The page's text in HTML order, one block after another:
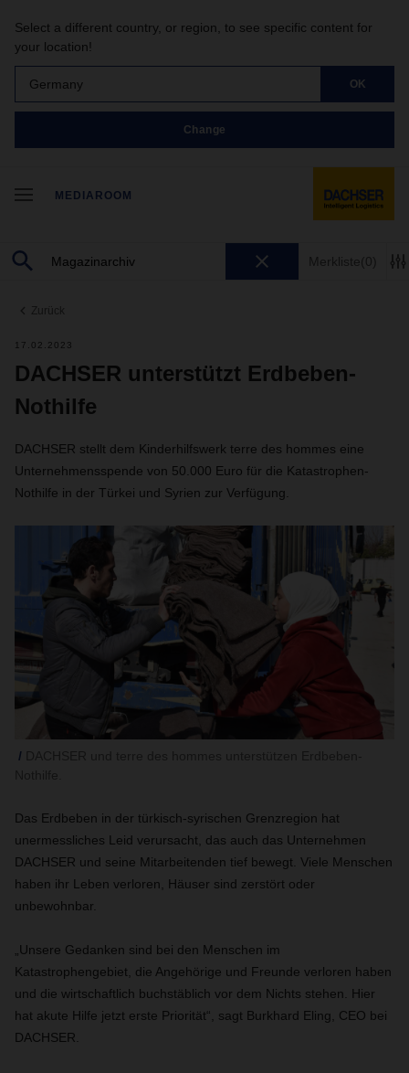
Select a different country, or region, to see specific content for
your location!
Germany OK
Change
MEDIAROOM
Merkliste(0)
Zurück
17.02.2023
DACHSER unterstützt Erdbeben-
Nothilfe
DACHSER stellt dem Kinderhilfswerk terre des hommes eine
Unternehmensspende von 50.000 Euro für die Katastrophen-
Nothilfe in der Türkei und Syrien zur Verfügung.
Das Erdbeben in der türkisch-syrischen Grenzregion hat
unermessliches Leid verursacht, das auch das Unternehmen
DACHSER und seine Mitarbeitenden tief bewegt. Viele Menschen
haben ihr Leben verloren, Häuser sind zerstört oder
unbewohnbar.
„Unsere Gedanken sind bei den Menschen im
Katastrophengebiet, die Angehörige und Freunde verloren haben
und die wirtschaftlich buchstäblich vor dem Nichts stehen. Hier
hat akute Hilfe jetzt erste Priorität“, sagt Burkhard Eling, CEO bei
DACHSER